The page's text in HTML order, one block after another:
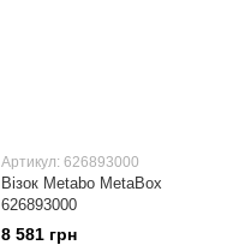
Артикул: 626893000
Візок Metabo MetaBox
626893000
8 581 грн